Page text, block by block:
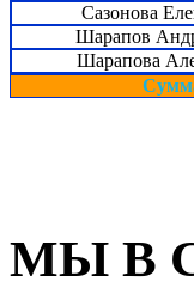
Сазонова
Шарапов
Шарапова
МЫ В